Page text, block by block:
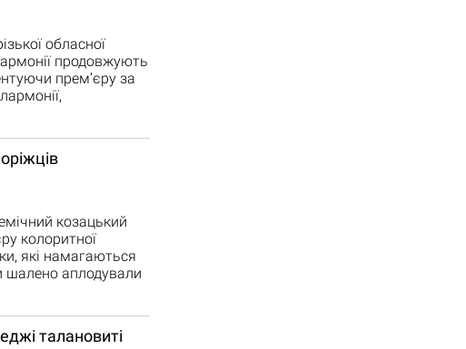
обласної
продовжують
прем’єру за
козацький
колоритної
які намагаються
шалено аплодували
талановиті